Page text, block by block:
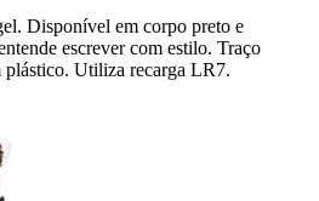
Disponível em corpo preto e
escrever com estilo. Traço
plástico. Utiliza recarga LR7.